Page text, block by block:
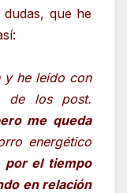
que he
y he leido con
de los post.
me queda
energético
por el tiempo
en relación